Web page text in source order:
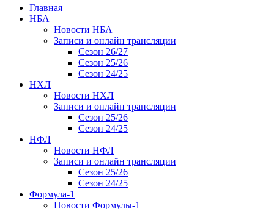
Главная
НБА
Новости НБА
Записи и онлайн трансляции
Сезон 26/27
Сезон 25/26
Сезон 24/25
НХЛ
Новости НХЛ
Записи и онлайн трансляции
Сезон 25/26
Сезон 24/25
НФЛ
Новости НФЛ
Записи и онлайн трансляции
Сезон 25/26
Сезон 24/25
Формула-1
Новости Формулы-1